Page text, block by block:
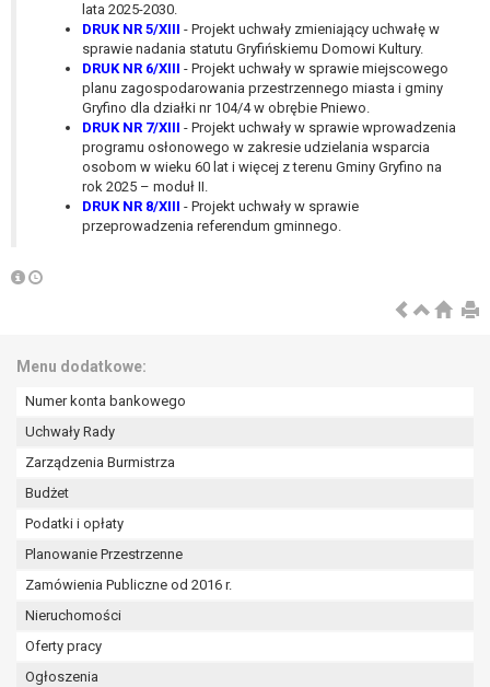
lata 2025-2030.
DRUK NR 5/XIII - Projekt uchwały zmieniający uchwałę w
sprawie nadania statutu Gryfińskiemu Domowi Kultury.
DRUK NR 6/XIII - Projekt uchwały w sprawie miejscowego
planu zagospodarowania przestrzennego miasta i gminy
Gryfino dla działki nr 104/4 w obrębie Pniewo.
DRUK NR 7/XIII - Projekt uchwały w sprawie wprowadzenia
programu osłonowego w zakresie udzielania wsparcia
osobom w wieku 60 lat i więcej z terenu Gminy Gryfino na
rok 2025 – moduł II.
DRUK NR 8/XIII - Projekt uchwały w sprawie
przeprowadzenia referendum gminnego.
Menu dodatkowe:
Numer konta bankowego
Uchwały Rady
Zarządzenia Burmistrza
Budżet
Podatki i opłaty
Planowanie Przestrzenne
Zamówienia Publiczne od 2016 r.
Nieruchomości
Oferty pracy
Ogłoszenia
wynikających z prawnie
uzasadnionych interesów
realizowanych przez administratora
lub przez stronę trzecią.
Z przyczyn związanych z Pani/Pana
szczególną sytuacją. W razie wniesienia
sprzeciwu, administrator nie może już
przetwarzać tych danych osobowych, chyba
że wykaże on istnienie ważnych prawnie
uzasadnionych podstaw do przetwarzania,
osobowych odbywa się na podstawie zgody osoby
na przetwarzanie danych osobowych (art. 6 ust. 1
lit a RODO), przysługuje Pani/Panu prawo do
przetwarzania, którego dokonano na podstawie
zgody przed jej cofnięciem.
Przysługuje Pani/Panu prawo wniesienia skargi do
przetwarzanie Pani/Pana danych osobowych
przez administratora.
Organem właściwym do wniesienia skargi jest